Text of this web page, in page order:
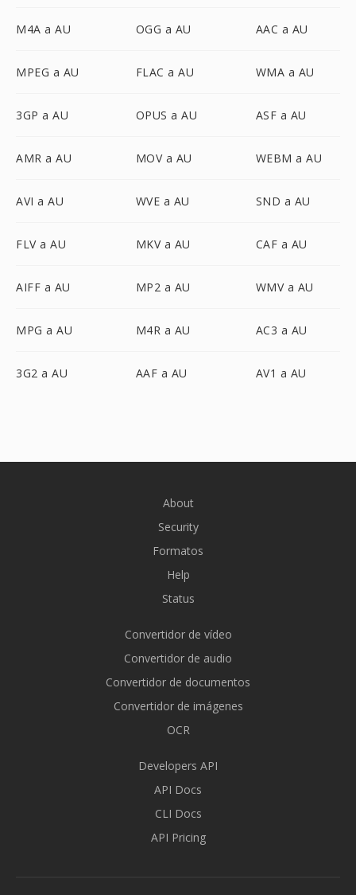
M4A a AU OGG a AU AAC a AU
MPEG a AU FLAC a AU WMA a AU
3GP a AU OPUS a AU ASF a AU
AMR a AU MOV a AU WEBM a AU
AVI a AU WVE a AU SND a AU
FLV a AU MKV a AU CAF a AU
AIFF a AU MP2 a AU WMV a AU
MPG a AU M4R a AU AC3 a AU
3G2 a AU AAF a AU AV1 a AU
About
Security
Formatos
Help
Status
Convertidor de vídeo
Convertidor de audio
Convertidor de documentos
Convertidor de imágenes
OCR
Developers API
API Docs
CLI Docs
API Pricing